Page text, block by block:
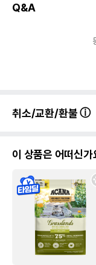
Q&A
취소/교환/환불
이 상품은 어떠신가